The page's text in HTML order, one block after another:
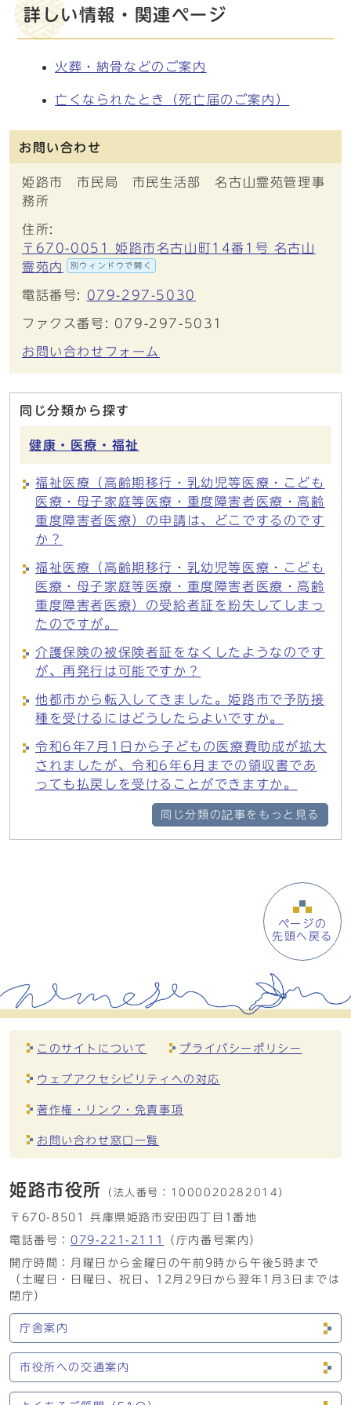
詳しい情報・関連ページ
火葬・納骨などのご案内
亡くなられたとき（死亡届のご案内）
お問い合わせ
姫路市 市民局 市民生活部 名古山霊苑管理事
務所
住所:
〒670-0051 姫路市名古山町14番1号 名古山
霊苑内
別ウィンドウで開く
電話番号: 079-297-5030
ファクス番号: 079-297-5031
お問い合わせフォーム
同じ分類から探す
健康・医療・福祉
福祉医療（高齢期移行・乳幼児等医療・こども
医療・母子家庭等医療・重度障害者医療・高齢
重度障害者医療）の申請は、どこでするのです
か？
福祉医療（高齢期移行・乳幼児等医療・こども
医療・母子家庭等医療・重度障害者医療・高齢
重度障害者医療）の受給者証を紛失してしまっ
たのですが。
介護保険の被保険者証をなくしたようなのです
が、再発行は可能ですか？
他都市から転入してきました。姫路市で予防接
種を受けるにはどうしたらよいですか。
令和6年7月1日から子どもの医療費助成が拡大
されましたが、令和6年6月までの領収書であ
っても払戻しを受けることができますか。
同じ分類の記事をもっと見る
ページの
先頭へ戻る
このサイトについて プライバシーポリシー
ウェブアクセシビリティへの対応
著作権・リンク・免責事項
お問い合わせ窓口一覧
姫路市役所 （法人番号： 1000020282014）
〒670-8501 兵庫県姫路市安田四丁目1番地
電話番号： 079-221-2111
（庁内番号案内）
開庁時間：月曜日から金曜日の午前9時から午後5時まで
（土曜日・日曜日、祝日、12月29日から翌年1月3日までは
閉庁）
庁舎案内
市役所への交通案内